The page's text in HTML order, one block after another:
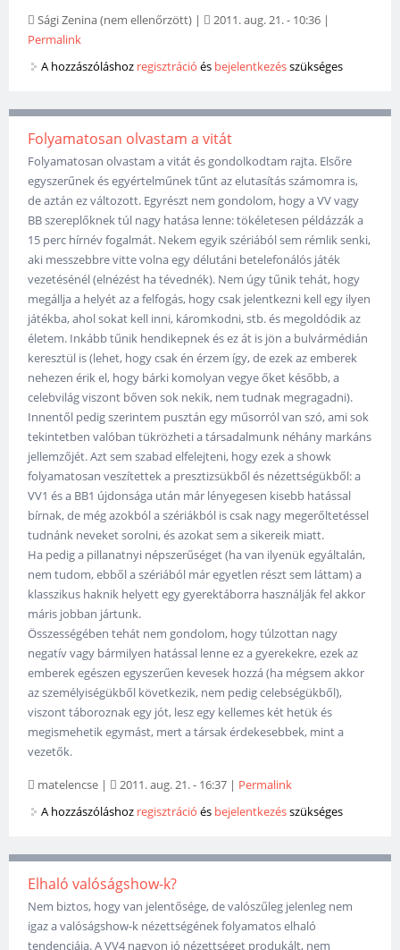
Sági Zenina (nem ellenőrzött) | 2011. aug. 21. - 10:36 |
Permalink
A hozzászóláshoz regisztráció és bejelentkezésszükséges
Folyamatosan olvastam a vitát
Folyamatosan olvastam a vitát és gondolkodtam rajta. Elsőre
egyszerűnek és egyértelműnek tűnt az elutasítás számomra is,
de aztán ez változott. Egyrészt nem gondolom, hogy a VV vagy
BB szereplőknek túl nagy hatása lenne: tökéletesen példázzák a
15 perc hírnév fogalmát. Nekem egyik szériából sem rémlik senki,
aki messzebbre vitte volna egy délutáni betelefonálós játék
vezetésénél (elnézést ha tévednék). Nem úgy tűnik tehát, hogy
megállja a helyét az a felfogás, hogy csak jelentkezni kell egy ilyen
játékba, ahol sokat kell inni, káromkodni, stb. és megoldódik az
életem. Inkább tűnik hendikepnek és ez át is jön a bulvármédián
keresztül is (lehet, hogy csak én érzem így, de ezek az emberek
nehezen érik el, hogy bárki komolyan vegye őket később, a
celebvilág viszont bőven sok nekik, nem tudnak megragadni).
Innentől pedig szerintem pusztán egy műsorról van szó, ami sok
tekintetben valóban tükrözheti a társadalmunk néhány markáns
jellemzőjét. Azt sem szabad elfelejteni, hogy ezek a showk
folyamatosan veszítettek a presztizsükből és nézettségükből: a
VV1 és a BB1 újdonsága után már lényegesen kisebb hatással
bírnak, de még azokból a szériákból is csak nagy megerőltetéssel
tudnánk neveket sorolni, és azokat sem a sikereik miatt.
Ha pedig a pillanatnyi népszerűséget (ha van ilyenük egyáltalán,
nem tudom, ebből a szériából már egyetlen részt sem láttam) a
klasszikus haknik helyett egy gyerektáborra használják fel akkor
máris jobban jártunk.
Összességében tehát nem gondolom, hogy túlzottan nagy
negatív vagy bármilyen hatással lenne ez a gyerekekre, ezek az
emberek egészen egyszerűen kevesek hozzá (ha mégsem akkor
az személyiségükből következik, nem pedig celebségükből),
viszont táboroznak egy jót, lesz egy kellemes két hetük és
megismehetik egymást, mert a társak érdekesebbek, mint a
vezetők.
matelencse | 2011. aug. 21. - 16:37 | Permalink
A hozzászóláshoz regisztráció és bejelentkezésszükséges
Elhaló valóságshow-k?
Nem biztos, hogy van jelentősége, de valószűleg jelenleg nem
igaz a valóságshow-k nézettségének folyamatos elhaló
tendenciája. A VV4 nagyon jó nézettséget produkált, nem